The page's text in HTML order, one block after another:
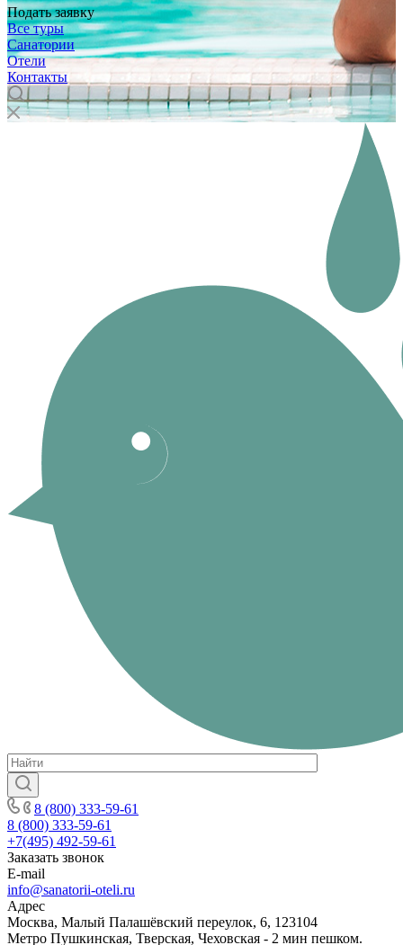
Подать заявку
Все туры
Санатории
Отели
Контакты
8 (800) 333-59-61
8 (800) 333-59-61
+7(495) 492-59-61
Заказать звонок
E-mail
info@sanatorii-oteli.ru
Адрес
Москва, Малый Палашёвский переулок, 6, 123104
Метро Пушкинская, Тверская, Чеховская - 2 мин пешком.